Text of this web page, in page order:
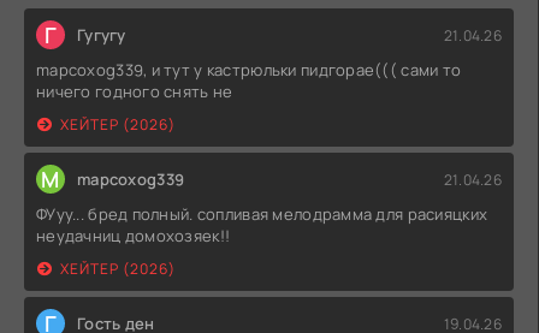
Г Гугугу 21.04.26
mapcoxog339, и тут у кастрюльки пидгорае((( сами то
ничего годного снять не
ХЕЙТЕР (2026)
M mapcoxog339 21.04.26
ФУуу... бред полный. сопливая мелодрамма для расияцких
неудачниц домохозяек!!
ХЕЙТЕР (2026)
Г Гость ден 19.04.26